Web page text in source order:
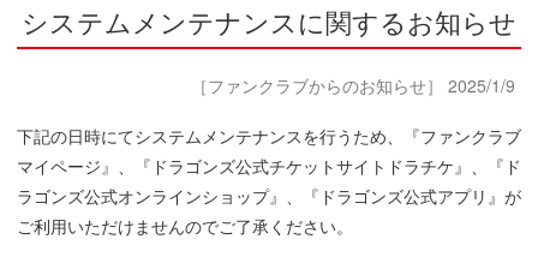
システムメンテナンスに関するお知らせ
［ファンクラブからのお知らせ］ 2025/1/9
下記の日時にてシステムメンテナンスを行うため、『ファンクラブ
マイページ』、『ドラゴンズ公式チケットサイトドラチケ』、『ド
ラゴンズ公式オンラインショップ』、『ドラゴンズ公式アプリ』が
ご利用いただけませんのでご了承ください。